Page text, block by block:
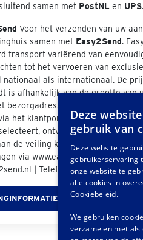
samen met PostNL en UPS.
Voor het verzenden van uw
samen met Easy2Send.
transport variërend van
tot het vervoeren van
nationaal als internationaal. De
is afhankelijk van de grootte van
bezorgadres. Als u bij de
het klantportaal "Easy2Send" als
ontvangt u een offerte.
de veiling kunt u vrijblijvend een
via www.easy2send.nl/veilingen
| Telefoon: (+31) 88 330
Deze
gebruik van
Deze website
gebruikerservaring
onze website te
alle cookies in
Cookiebeleid.
We gebruiken
verzamelen met